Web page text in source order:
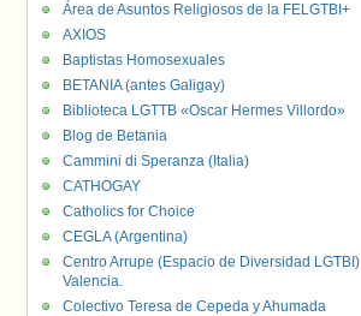
Área de Asuntos Religiosos de la FELGTBI+
AXIOS
Baptistas Homosexuales
BETANIA (antes Galigay)
Biblioteca LGTTB «Oscar Hermes Villordo»
Blog de Betania
Cammini di Speranza (Italia)
CATHOGAY
Catholics for Choice
CEGLA (Argentina)
Centro Arrupe (Espacio de Diversidad LGTBI)
Valencia.
Colectivo Teresa de Cepeda y Ahumada